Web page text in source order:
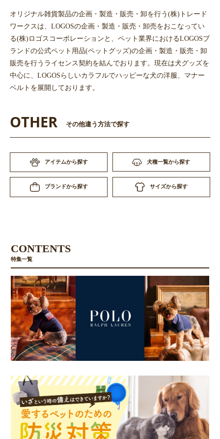
オリジナル雑貨製品の企画・製造・販売・卸を行う(株)トレード
ワークスは、LOGOSの企画・製造・販売・卸売をおこなってい
る(株)ロゴスコーポレーションと、ペット業界におけるLOGOSブ
ランドの公式ペット用品(ペットグッズ)の企画・製造・販売・卸
販売を行うライセンス契約を結んでおります。現在は犬グッズを
中心に、LOGOSらしいカラフルでハッピーな犬の洋服、マナー
ベルトを展開しております。
OTHER その他違う方法で探す
アイテムから探す 犬種一覧から探す
ブランドから探す サイズから探す
CONTENTS
特集一覧